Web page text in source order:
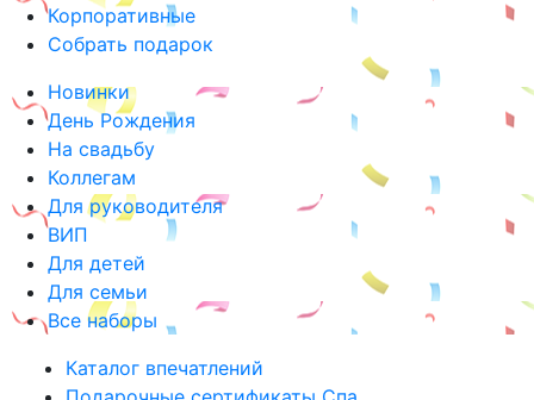
Корпоративные
Собрать подарок
Новинки
День Рождения
На свадьбу
Коллегам
Для руководителя
ВИП
Для детей
Для семьи
Все наборы
Каталог впечатлений